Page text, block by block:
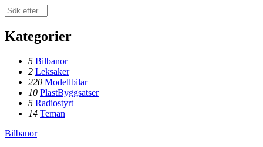
Kategorier
5 Bilbanor
2 Leksaker
220 Modellbilar
10 PlastByggsatser
5 Radiostyrt
14 Teman
Bilbanor